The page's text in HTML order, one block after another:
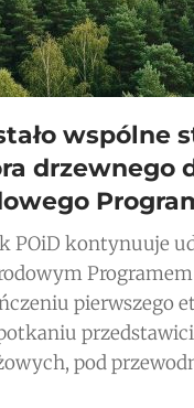
wspólne
drzewnego
POiD kontynuuje
pierwszego
pod